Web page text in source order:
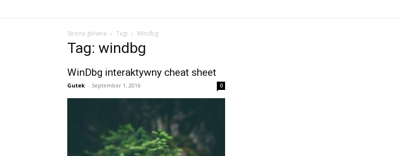
Strona główna Tagi Windbg
Tag: windbg
WinDbg interaktywny cheat sheet
Gutek - September 1, 2016 0